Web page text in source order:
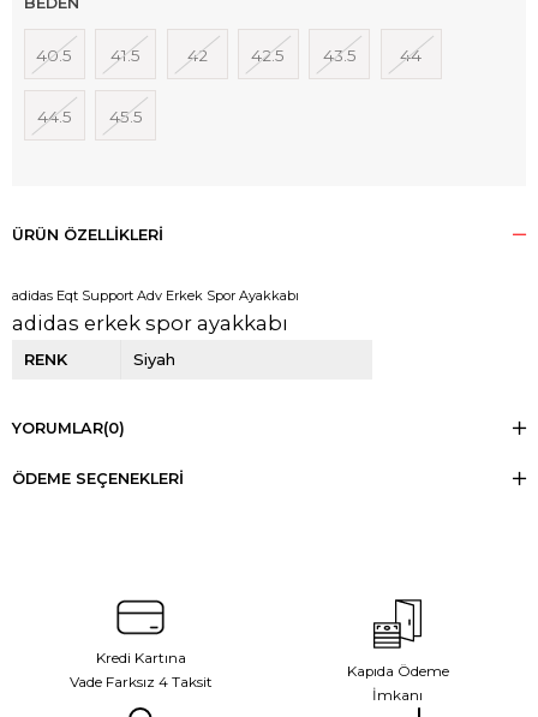
40.5 41.5 42 42.5 43.5 44
44.5 45.5
ÜRÜN ÖZELLIKLERI
adidas Eqt Support Adv Erkek Spor Ayakkabı
adidas erkek spor ayakkabı
RENK Siyah
YORUMLAR(0)
ÖDEME SEÇENEKLERI
Kredi Kartına
Vade Farksız 4 Taksit
Kapıda Ödeme
İmkanı